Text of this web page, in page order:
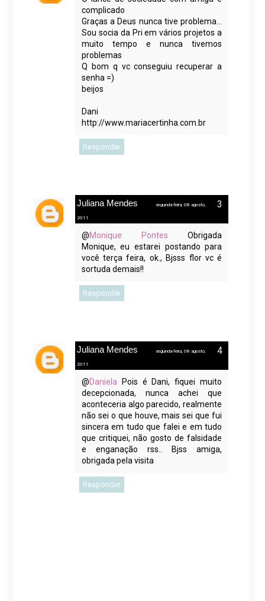
complicado
Graças a Deus nunca tive problema...
Sou socia da Pri em vários projetos a
muito tempo e nunca tivemos
problemas
Q bom q vc conseguiu recuperar a
senha =)
beijos
Dani
http://www.mariacertinha.com.br
Responder
Juliana Mendes segunda-feira, 08 agosto,
2011
@Monique Pontes Obrigada
Monique, eu estarei postando para
você terça feira, ok., Bjsss flor vc é
sortuda demais!!
Responder
Juliana Mendes segunda-feira, 08 agosto,
2011
@Daniela Pois é Dani, fiquei muito
decepcionada, nunca achei que
aconteceria algo parecido, realmente
não sei o que houve, mais sei que fui
sincera em tudo que falei e em tudo
que critiquei, não gosto de falsidade
e enganação rss.. Bjss amiga,
obrigada pela visita
Responder